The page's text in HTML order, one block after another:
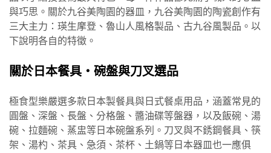
與巧思。關於九谷美陶園的器皿，九谷美陶園的陶瓷創作有
三大主力：瑛生摩登、魯山人風格製品、古九谷風製品。以
下說明各自的特徵。
關於日本餐具・碗盤與刀叉選品
極食型樂嚴選多款日本製餐具與日式餐桌用品，涵蓋常見的
圓盤、深盤、長盤、分格盤、醬油碟等盤器，以及飯碗、湯
碗、拉麵碗、蒸盅等日本碗盤系列。刀叉與不銹鋼餐具、筷
架、湯杓、茶具、急須、茶杯、土鍋等日本器皿也一應俱